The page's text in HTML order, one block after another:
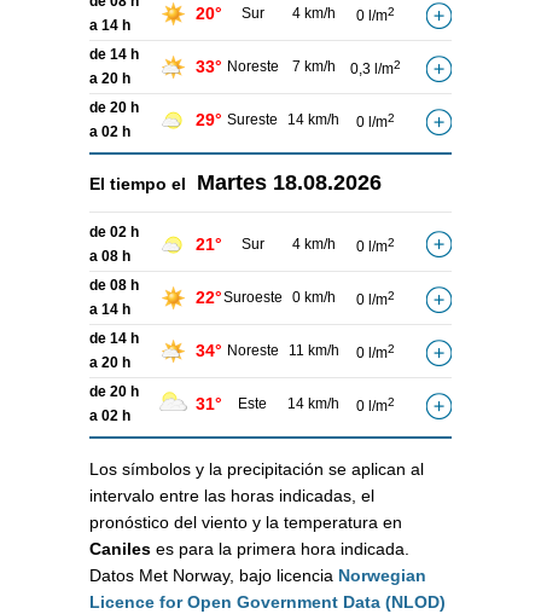
a 14 h
20° Sur 4 km/h 0 l/m2
de 14 h
a 20 h
33° Noreste 7 km/h 0,3 l/m2
de 20 h
a 02 h
29° Sureste 14 km/h 0 l/m2
El tiempo el Martes 18.08.2026
de 02 h
a 08 h
21° Sur 4 km/h 0 l/m2
de 08 h
a 14 h
22°Suroeste 0 km/h 0 l/m2
de 14 h
a 20 h
34° Noreste 11 km/h 0 l/m2
de 20 h
a 02 h
31° Este 14 km/h 0 l/m2
Los símbolos y la precipitación se aplican al
intervalo entre las horas indicadas, el
pronóstico del viento y la temperatura en
Caniles es para la primera hora indicada.
Datos Met Norway, bajo licencia Norwegian
Licence for Open Government Data (NLOD)